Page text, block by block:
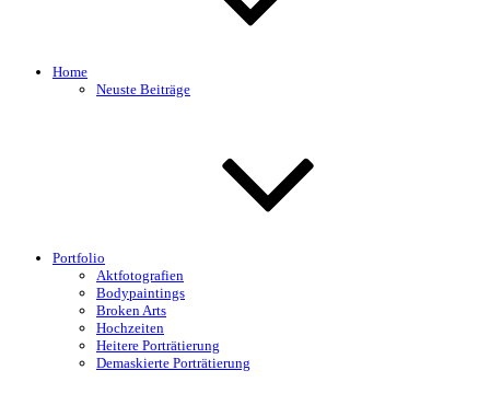
Home
Neuste Beiträge
Portfolio
Aktfotografien
Bodypaintings
Broken Arts
Hochzeiten
Heitere Porträtierung
Demaskierte Porträtierung